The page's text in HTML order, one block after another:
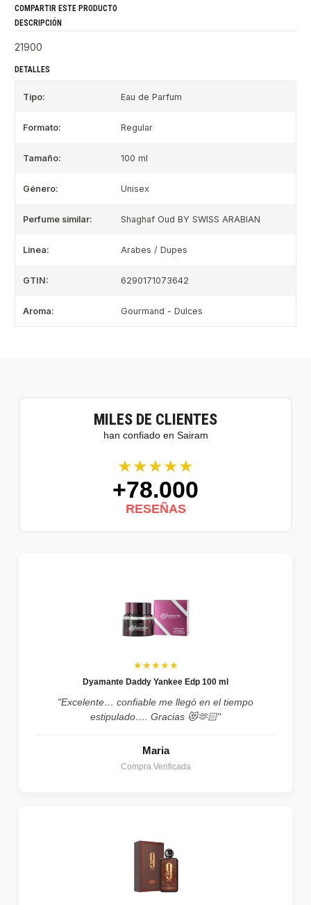
COMPARTIR ESTE PRODUCTO
DESCRIPCIÓN
21900
DETALLES
Tipo: Eau de Parfum
Formato: Regular
Tamaño: 100 ml
Género: Unisex
Perfume similar: Shaghaf Oud BY SWISS ARABIAN
Linea: Arabes / Dupes
GTIN: 6290171073642
Aroma: Gourmand - Dulces
MILES DE CLIENTES
han confiado en Sairam
★★★★★
+78.000
RESEÑAS
★★★★★
Dyamante Daddy Yankee Edp 100 ml
"Excelente… confiable me llegó en el tiempo
estipulado…. Gracias 😻🫶🏻"
Maria
Compra Verificada